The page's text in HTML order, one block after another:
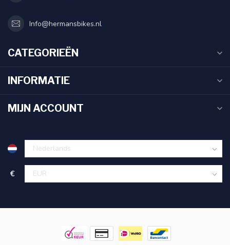
Info@hermansbikes.nl
CATEGORIEËN
INFORMATIE
MIJN ACCOUNT
€